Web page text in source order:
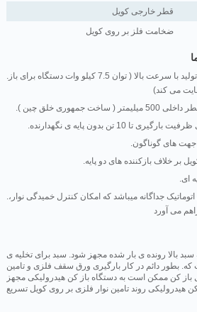
قطر خارجی کویل
ضخامت فلز بر روی کویل
.امکان بکارگیری در خطوط تولید با سرعت بالا ( توان 7.5 کیلو وات دستگاه برای باز
می کند)
جمهوری خلق چین )
10 تن بدون پایه ی نگهدارنده
جهت های گوناگون
بر خلاف بازکننده های دو پایه
ای
.مجهز به سیستم کنترل اتوماتیک جداگانه میباشد که امکان کنترل خمیدگی نوار،
می آورد
بالا رونده ی بار شده مجهز شود. سبد برای تخلیه ی
که. بطور دائم در کار بارگیری ورق سقف فلزی و تامین
کن ممکن است به دستگاه باز کن هیدرولیکی مجهز
هیدرولیکی روند تامین نوار فلزی بر روی کویل تسریع